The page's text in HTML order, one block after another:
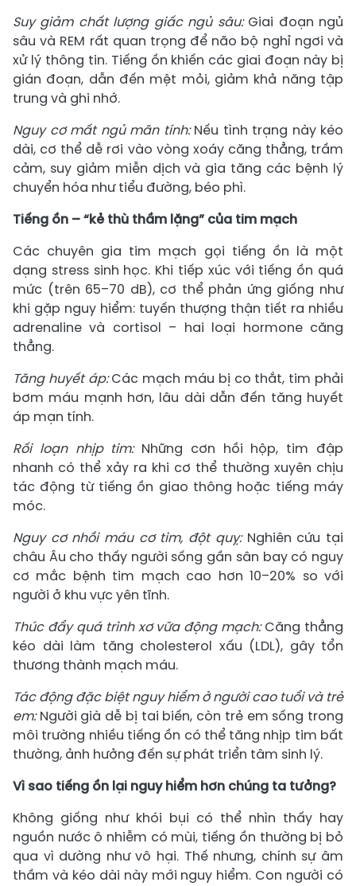
Suy giảm chất lượng giấc ngủ sâu: Giai đoạn ngủ
sâu và REM rất quan trọng để não bộ nghỉ ngơi và
xử lý thông tin. Tiếng ồn khiến các giai đoạn này bị
gián đoạn, dẫn đến mệt mỏi, giảm khả năng tập
trung và ghi nhớ.
Nguy cơ mất ngủ mãn tính:Nếu tình trạng này kéo
dài, cơ thể dễ rơi vào vòng xoáy căng thẳng, trầm
cảm, suy giảm miễn dịch và gia tăng các bệnh lý
chuyển hóa như tiểu đường, béo phì.
Tiếng ồn – “kẻ thù thầm lặng” của tim mạch
Các chuyên gia tim mạch gọi tiếng ồn là một
dạng stress sinh học. Khi tiếp xúc với tiếng ồn quá
mức (trên 65–70 dB), cơ thể phản ứng giống như
khi gặp nguy hiểm: tuyến thượng thận tiết ra nhiều
adrenaline và cortisol – hai loại hormone căng
thẳng.
Tăng huyết áp:Các mạch máu bị co thắt, tim phải
bơm máu mạnh hơn, lâu dài dẫn đến tăng huyết
áp mạn tính.
Rối loạn nhịp tim: Những cơn hồi hộp, tim đập
nhanh có thể xảy ra khi cơ thể thường xuyên chịu
tác động từ tiếng ồn giao thông hoặc tiếng máy
móc.
Nguy cơ nhồi máu cơ tim, đột quỵ: Nghiên cứu tại
châu Âu cho thấy người sống gần sân bay có nguy
cơ mắc bệnh tim mạch cao hơn 10–20% so với
người ở khu vực yên tĩnh.
Thúc đẩy quá trình xơ vữa động mạch:Căng thẳng
kéo dài làm tăng cholesterol xấu (LDL), gây tổn
thương thành mạch máu.
Tác động đặc biệt nguy hiểm ở người cao tuổi và trẻ
em:Người già dễ bị tai biến, còn trẻ em sống trong
môi trường nhiều tiếng ồn có thể tăng nhịp tim bất
thường, ảnh hưởng đến sự phát triển tâm sinh lý.
Vì sao tiếng ồn lại nguy hiểm hơn chúng ta tưởng?
Không giống như khói bụi có thể nhìn thấy hay
nguồn nước ô nhiễm có mùi, tiếng ồn thường bị bỏ
qua vì dường như vô hại. Thế nhưng, chính sự âm
thầm và kéo dài này mới nguy hiểm. Con người có